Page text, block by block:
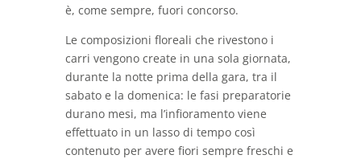
è, come sempre, fuori concorso.
Le composizioni floreali che rivestono i
carri vengono create in una sola giornata,
durante la notte prima della gara, tra il
sabato e la domenica: le fasi preparatorie
durano mesi, ma l’infioramento viene
effettuato in un lasso di tempo così
contenuto per avere fiori sempre freschi e